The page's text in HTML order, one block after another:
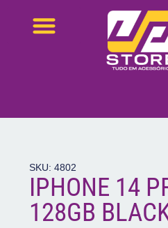
SKU: 4802
IPHONE 14
128GB